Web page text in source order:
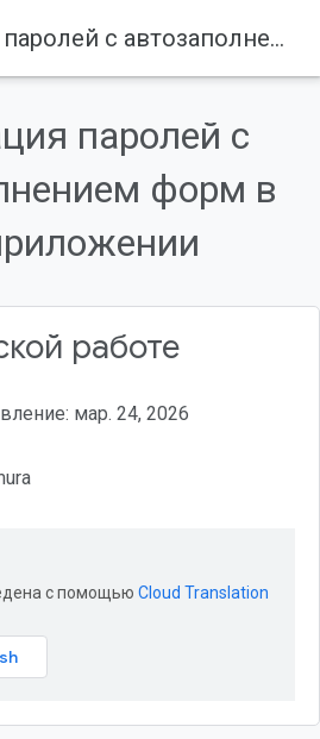
Реализация паролей с автозаполнением форм в веб-приложении
паролей с
форм в
работе
мар. 24, 2026
с помощью Cloud Translation